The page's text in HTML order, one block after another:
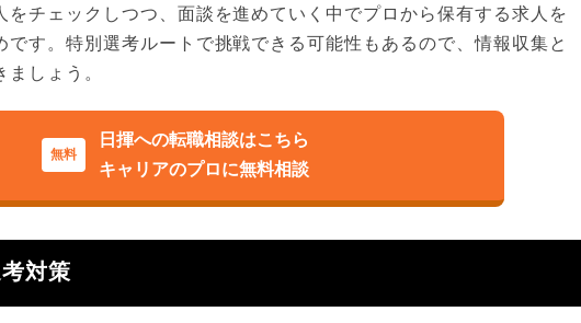
をチェックしつつ、面談を進めていく中でプロから保有する求人を
です。特別選考ルートで挑戦できる可能性もあるので、情報収集と
しょう。
日揮への転職相談はこちら
キャリアのプロに無料相談
対策